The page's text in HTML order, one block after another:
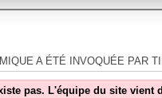
A ÉTÉ INVOQUÉE PAR
pas. L'équipe du site